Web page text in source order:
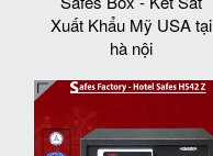
Xuất Khẩu Mỹ USA tại
hà nội